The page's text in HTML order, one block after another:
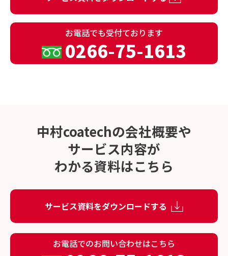
お電話でも受付ております
0266-75-1613
中村coatechの会社概要や
サービス内容が
わかる資料はこちら
サービス資料をダウンロードする
お電話でのお問い合わせはこちら